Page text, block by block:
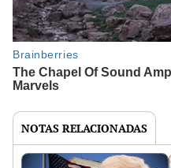
NOTAS RELACIONADAS